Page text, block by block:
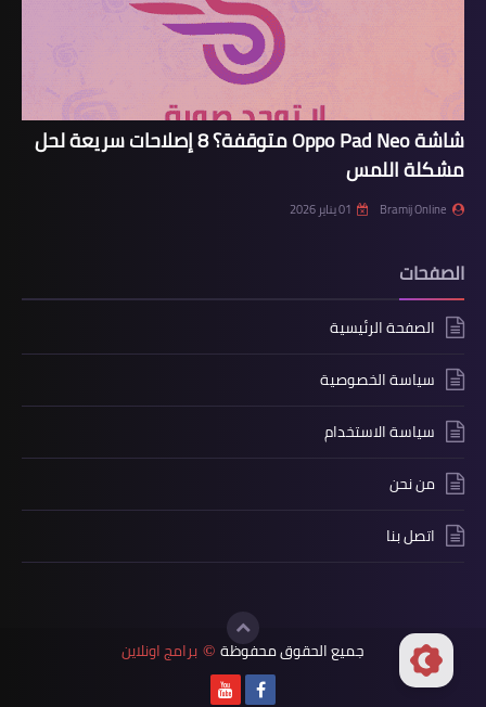
شاشة Oppo Pad Neo متوقفة؟ 8 إصلاحات سريعة لحل
مشكلة اللمس
Bramij Online 01 يناير 2026
الصفحات
الصفحة الرئيسية
سياسة الخصوصية
سياسة الاستخدام
من نحن
اتصل بنا
جميع الحقوق محفوظة © برامج اونلاين